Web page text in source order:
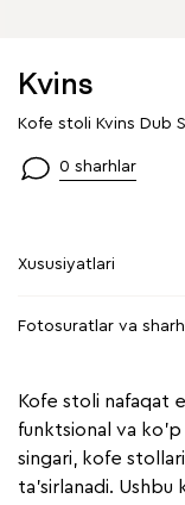
Kvins
Kofe stoli Kvins Dub
0 sharhlar
Xususiyatlari
Fotosuratlar va
Kofe stoli nafaqat
funktsional va ko'p
singari, kofe
ta'sirlanadi.